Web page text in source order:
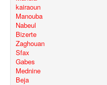
kairaoun
Manouba
Nabeul
Bizerte
Zaghouan
Sfax
Gabes
Mednine
Beja